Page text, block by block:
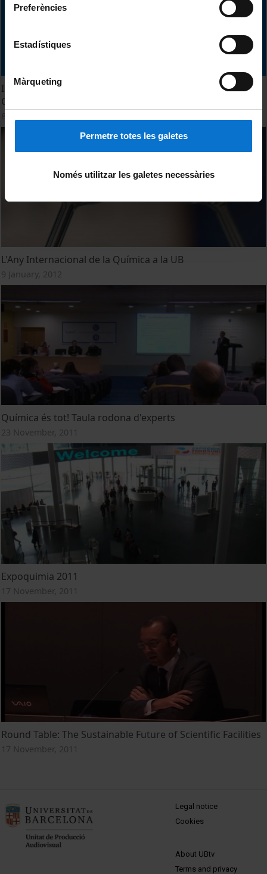
Preferències
Estadístiques
Màrqueting
Permetre totes les galetes
Només utilitzar les galetes necessàries
Inauguració del laboratori polivalent de la Facultat de
Química
L'Any Internacional de la Química a la UB
9 January, 2012
Química és tot! Taula rodona d'experts
23 November, 2011
Expoquimia 2011
17 November, 2011
Round Table: The Sustainable Future of Scientific Facilities
17 November, 2011
MENÚ PEU 1
Legal notice
Cookies
PEU 2
About UBtv
Terms and privacy